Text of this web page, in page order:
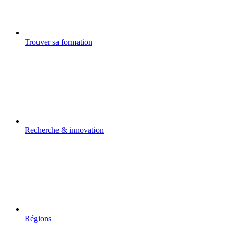
Trouver sa formation
Recherche & innovation
Régions